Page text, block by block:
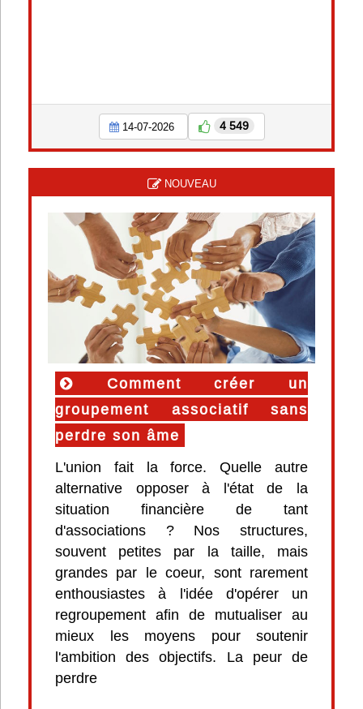
14-07-2026 4 549
NOUVEAU
Comment créer un
groupement associatif sans
perdre son âme
L'union fait la force. Quelle autre
alternative opposer à l'état de la
situation financière de tant
d'associations ? Nos structures,
souvent petites par la taille, mais
grandes par le coeur, sont rarement
enthousiastes à l'idée d'opérer un
regroupement afin de mutualiser au
mieux les moyens pour soutenir
l'ambition des objectifs. La peur de
perdre